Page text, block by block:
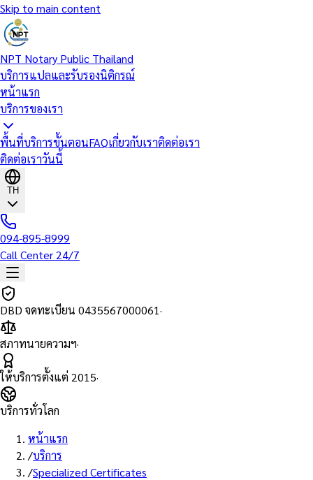
Skip to main content
NPT Notary Public Thailand
บริการแปลและรับรองนิติกรณ์
หน้าแรก
บริการของเรา
พื้นที่บริการขั้นตอนFAQเกี่ยวกับเราติดต่อเรา
ติดต่อเราวันนี้
TH
094-895-8999
Call Center 24/7
DBD จดทะเบียน 0435567000061·
สภาทนายความฯ·
ให้บริการตั้งแต่ 2015·
บริการทั่วโลก
หน้าแรก
/บริการ
/Specialized Certificates